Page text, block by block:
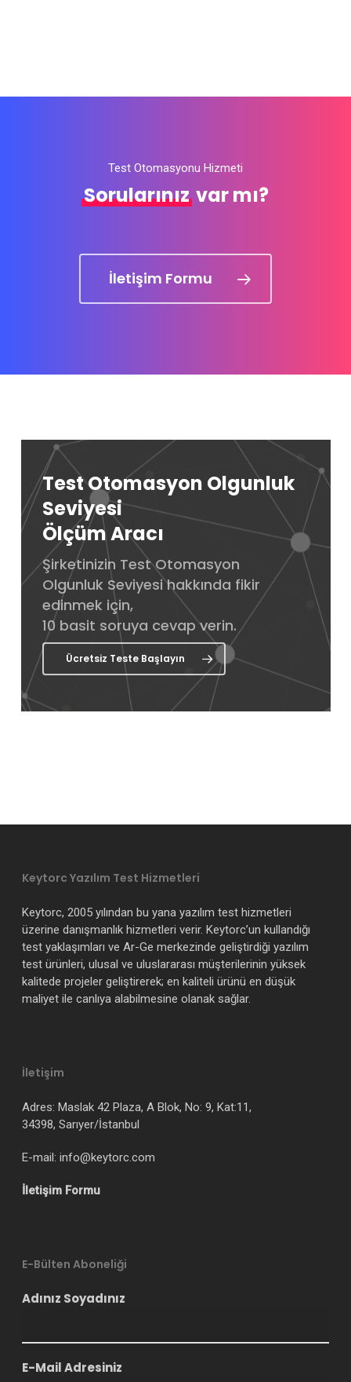
Test Otomasyonu Hizmeti
Sorularınız var mı?
İletişim Formu
Test Otomasyon Olgunluk
Seviyesi
Ölçüm Aracı
Şirketinizin Test Otomasyon
Olgunluk Seviyesi hakkında fikir
edinmek için,
10 basit soruya cevap verin.
Ücretsiz Teste Başlayın
Keytorc Yazılım Test Hizmetleri
Keytorc, 2005 yılından bu yana yazılım test hizmetleri
üzerine danışmanlık hizmetleri verir. Keytorc’un kullandığı
test yaklaşımları ve Ar-Ge merkezinde geliştirdiği yazılım
test ürünleri, ulusal ve uluslararası müşterilerinin yüksek
kalitede projeler geliştirerek; en kaliteli ürünü en düşük
maliyet ile canlıya alabilmesine olanak sağlar.
İletişim
Adres: Maslak 42 Plaza, A Blok, No: 9, Kat:11,
34398, Sarıyer/İstanbul
E-mail: info@keytorc.com
İletişim Formu
E-Bülten Aboneliği
Adınız Soyadınız
E-Mail Adresiniz